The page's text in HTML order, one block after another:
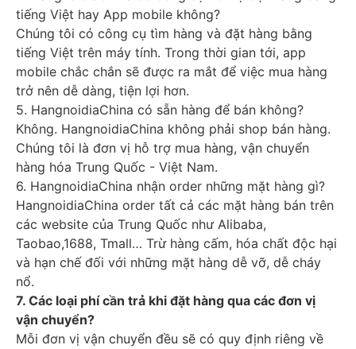
tiếng Việt hay App mobile không?
Chúng tôi có công cụ tìm hàng và đặt hàng bằng
tiếng Việt trên máy tính. Trong thời gian tới, app
mobile chắc chắn sẽ được ra mắt để việc mua hàng
trở nên dễ dàng, tiện lợi hơn.​
5. HangnoidiaChina có sẵn hàng để bán không?
Không. HangnoidiaChina không phải shop bán hàng.
Chúng tôi là đơn vị hỗ trợ mua hàng, vận chuyển
hàng hóa Trung Quốc - Việt Nam.
6. HangnoidiaChina nhận order những mặt hàng gì?
HangnoidiaChina order tất cả các mặt hàng bán trên
các website của Trung Quốc như Alibaba,
Taobao,1688, Tmall… Trừ hàng cấm, hóa chất độc hại
và hạn chế đối với những mặt hàng dễ vỡ, dễ cháy
nổ.
7. Các loại phí cần trả khi đặt hàng qua các đơn vị
vận chuyển?
Mỗi đơn vị vận chuyển đều sẽ có quy định riêng về